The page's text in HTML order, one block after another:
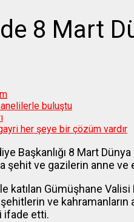
8 Mart
buluştu
her şeye bir çözüm vardır
Başkanlığı 8 Mart
şehit ve gazilerin anne
katılan Gümüşhane
şehitlerin ve
ifade etti.